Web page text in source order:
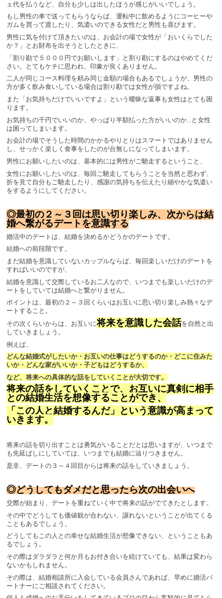
ェ代を払うなど、自分も少しは出したほうが感じがいいでしょう。
もし男性の車で送ってもらうならば、運転中に飲めるようにコーヒーや
ガムを買って渡したり、気遣いのできる女性だと男性も喜びます。
男性に気を付けて頂きたいのは、お会計の場で女性が「おいくらでした
か？」とお財布を出そうとしたときに、
「割り勘で５０００円でお願いします」と割り勘にするのはやめてくだ
さい。とてもケチに思われ、印象が良くありません。
二人が同じコース料理を頼み同じ金額の場合もあるでしょうが、男性の
方が多く飲み食いしている場合は割り勘では女性が損ですよね。
また「お気持ちだけでいいですよ」という曖昧な返事も女性はとても困
ります。
お気持ちの千円でいいのか、やっぱり半額払った方がいいのか…と女性
は困ってしまいます。
お会計の場でそうした時間のかかるやりとりはスマートではありません
し、せっかく楽しく食事をしたのが台無しになってしまいます。
男性にお願いしたいのは、基本的には男性がご馳走するということ、
女性にお願いしたいのは、毎回ご馳走してもらうことを当然と思わず、
折を見て自分もご馳走したり、感謝の気持ちを伝えたり細やかな気遣い
をするようにしてください。
◎最初の２～３回は思い切り楽しみ、次からは結
婚へ繋がるデートを意識する
婚活中のデートは、結婚を決めるかどうかのデートです。
結婚への前段階です。
まだ結婚を意識していないカップルならば、毎回楽しいだけのデートを
すればいいのですが、
結婚を意識して交際しているお二人なので、いつまでも楽しいだけのデ
ートをしていては結婚へと繋がりません。
ポイントは、最初の２～３回くらいはお互いに思い切り楽しみ熱々なデ
ートすること。
その次くらいからは、お互いに将来を意識した会話を自然と出
していきましょう。
例えば、
どんな結婚式がしたいか・お互いの仕事はどうするのか・どこに住みた
いか・どんな家がいいか・子どもはどうするか、
など、将来への具体的な話をしていくことが大切です。
将来の話をしていくことで、お互いに真剣に相手
との結婚生活を想像することができ、
「この人と結婚するんだ」という意識が高まって
いきます。
将来の話を切り出すことは勇気がいることだとは思いますが、いつまで
も先延ばしにしていては、いつまでも結婚に辿りつきません。
是非、デートの３～４回目からは将来の話をしていきましょう。
◎どうしてもダメだと思ったら次の出会いへ
交際が始まり、デートを重ねていく中で将来の話がでてきたとします。
その中でどうしても価値観が合わない、譲れないということが出てくる
こともあるでしょう。
どうしてもこの人との幸せな結婚生活が想像できない、ということもあ
るでしょう。
その際はダラダラと何か月もお付き合いを続けていても、結果は変わら
ないかもしれません。
その際は、結婚相談所に入会している会員さんであれば、早めに婚活パ
ートナーにご相談されてください。